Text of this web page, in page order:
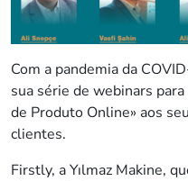
Com a pandemia da
sua série de webinars
de Produto Online» aos
clientes.
Firstly, a Yılmaz Makine,